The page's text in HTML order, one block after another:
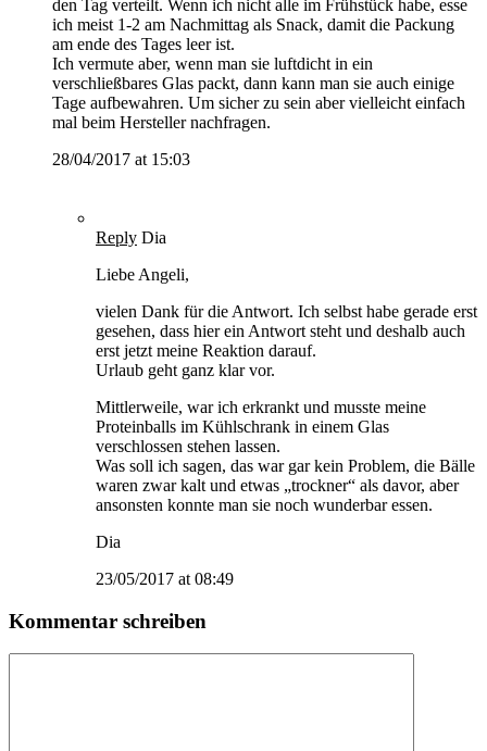
den Tag verteilt. Wenn ich nicht alle im Frühstück habe, esse
ich meist 1-2 am Nachmittag als Snack, damit die Packung
am ende des Tages leer ist.
Ich vermute aber, wenn man sie luftdicht in ein
verschließbares Glas packt, dann kann man sie auch einige
Tage aufbewahren. Um sicher zu sein aber vielleicht einfach
mal beim Hersteller nachfragen.
28/04/2017 at 15:03
Reply Dia
Liebe Angeli,
vielen Dank für die Antwort. Ich selbst habe gerade erst
gesehen, dass hier ein Antwort steht und deshalb auch
erst jetzt meine Reaktion darauf.
Urlaub geht ganz klar vor.
Mittlerweile, war ich erkrankt und musste meine
Proteinballs im Kühlschrank in einem Glas
verschlossen stehen lassen.
Was soll ich sagen, das war gar kein Problem, die Bälle
waren zwar kalt und etwas „trockner“ als davor, aber
ansonsten konnte man sie noch wunderbar essen.
Dia
23/05/2017 at 08:49
Kommentar schreiben